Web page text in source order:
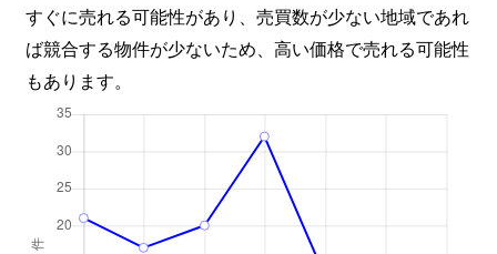
すぐに売れる可能性があり、売買数が少ない地域であれ
ば競合する物件が少ないため、高い価格で売れる可能性
もあります。